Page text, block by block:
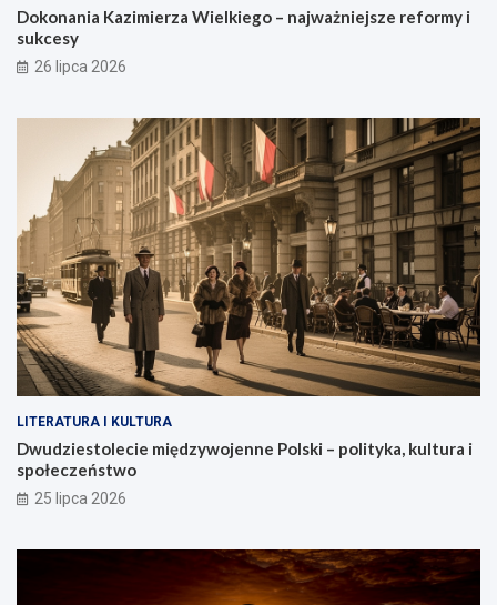
Dokonania Kazimierza Wielkiego – najważniejsze reformy i
sukcesy
26 lipca 2026
LITERATURA I KULTURA
Dwudziestolecie międzywojenne Polski – polityka, kultura i
społeczeństwo
25 lipca 2026